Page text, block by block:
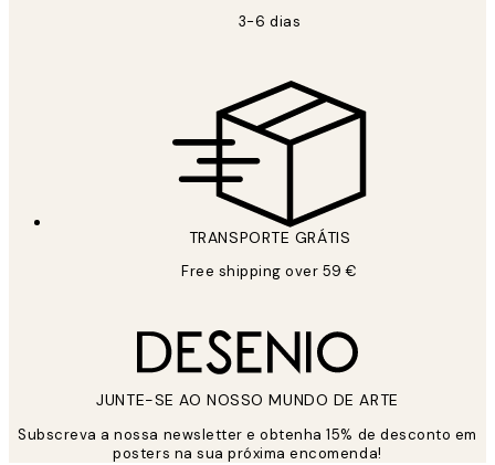
3-6 dias
TRANSPORTE GRÁTIS
Free shipping over 59 €
JUNTE-SE AO NOSSO MUNDO DE ARTE
Subscreva a nossa newsletter e obtenha 15% de desconto em
posters na sua próxima encomenda!